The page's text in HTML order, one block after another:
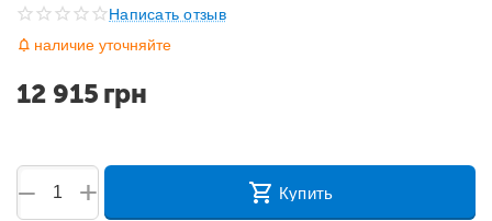
Написать отзыв
наличие уточняйте
12 915 грн
+
− Купить